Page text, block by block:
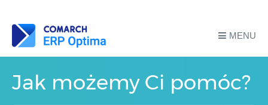
MENU
Jak możemy Ci pomóc?